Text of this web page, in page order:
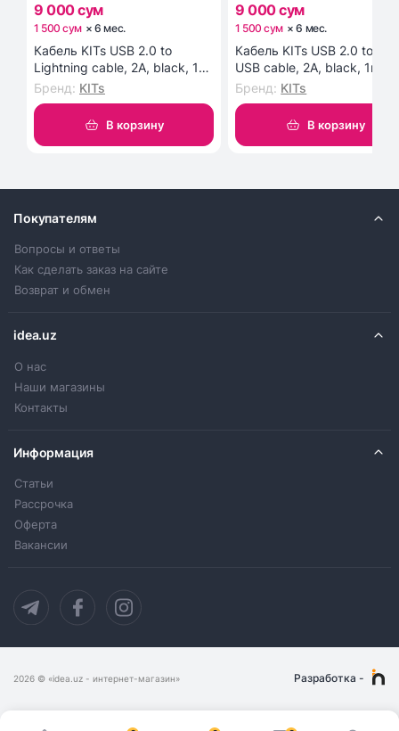
9 000 сум
1 500 сум × 6 мес.
Кабель KITs USB 2.0 to
Lightning cable, 2A, black, 1m
(KITS-W-003)
Бренд: KITs
В корзину
9 000 сум
1 500 сум ×6 мес.
Кабель KITs USB 2.0 to
USB cable, 2A, black, 1m
(KITS-W-002)
Бренд: KITs
В корзину
Покупателям
Вопросы и ответы
Как сделать заказ на сайте
Возврат и обмен
idea.uz
О нас
Наши магазины
Контакты
Информация
Статьи
Рассрочка
Оферта
Вакансии
2026 © «idea.uz - интернет-магазин» Разработка -